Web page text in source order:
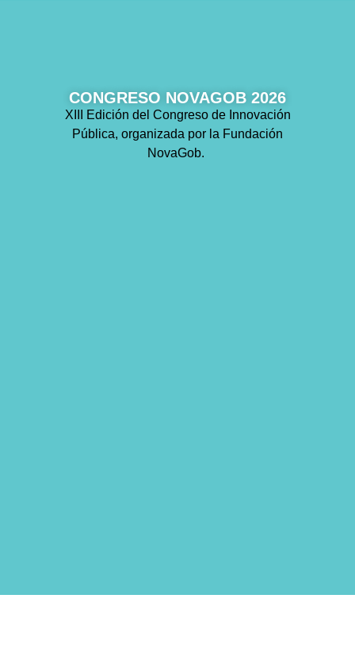
CONGRESO NOVAGOB 2026
XIII Edición del Congreso de Innovación
Pública, organizada por la Fundación
NovaGob.